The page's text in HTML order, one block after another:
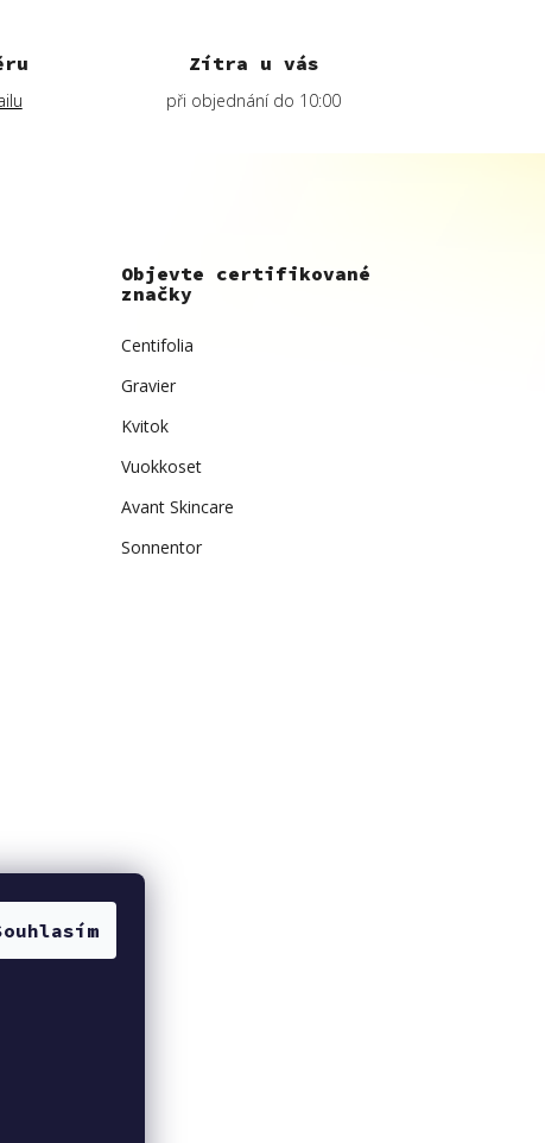
Zítra u vás
při objednání do 10:00
Objevte certifikované
značky
Centifolia
Gravier
Kvitok
Vuokkoset
Avant Skincare
Sonnentor